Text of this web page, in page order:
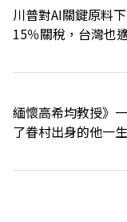
川普對AI關鍵原料
15％關稅，台灣也
緬懷高希均教授》
了眷村出身的他一